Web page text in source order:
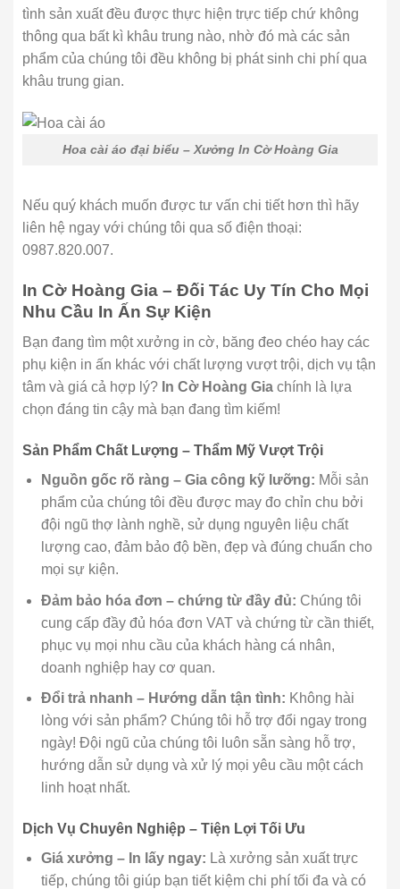
tình sản xuất đều được thực hiện trực tiếp chứ không
thông qua bất kì khâu trung nào, nhờ đó mà các sản
phẩm của chúng tôi đều không bị phát sinh chi phí qua
khâu trung gian.
Hoa cài áo đại biểu – Xưởng In Cờ Hoàng Gia
Nếu quý khách muốn được tư vấn chi tiết hơn thì hãy
liên hệ ngay với chúng tôi qua số điện thoại:
0987.820.007.
In Cờ Hoàng Gia – Đối Tác Uy Tín Cho Mọi
Nhu Cầu In Ấn Sự Kiện
Bạn đang tìm một xưởng in cờ, băng đeo chéo hay các
phụ kiện in ấn khác với chất lượng vượt trội, dịch vụ tận
tâm và giá cả hợp lý? In Cờ Hoàng Gia chính là lựa
chọn đáng tin cậy mà bạn đang tìm kiếm!
Sản Phẩm Chất Lượng – Thẩm Mỹ Vượt Trội
Nguồn gốc rõ ràng – Gia công kỹ lưỡng: Mỗi sản
phẩm của chúng tôi đều được may đo chỉn chu bởi
đội ngũ thợ lành nghề, sử dụng nguyên liệu chất
lượng cao, đảm bảo độ bền, đẹp và đúng chuẩn cho
mọi sự kiện.
Đảm bảo hóa đơn – chứng từ đầy đủ: Chúng tôi
cung cấp đầy đủ hóa đơn VAT và chứng từ cần thiết,
phục vụ mọi nhu cầu của khách hàng cá nhân,
doanh nghiệp hay cơ quan.
Đổi trả nhanh – Hướng dẫn tận tình: Không hài
lòng với sản phẩm? Chúng tôi hỗ trợ đổi ngay trong
ngày! Đội ngũ của chúng tôi luôn sẵn sàng hỗ trợ,
hướng dẫn sử dụng và xử lý mọi yêu cầu một cách
linh hoạt nhất.
Dịch Vụ Chuyên Nghiệp – Tiện Lợi Tối Ưu
Giá xưởng – In lấy ngay: Là xưởng sản xuất trực
tiếp, chúng tôi giúp bạn tiết kiệm chi phí tối đa và có